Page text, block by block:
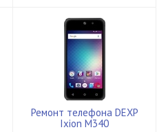
Ремонт телефона DEXP
Ixion M340